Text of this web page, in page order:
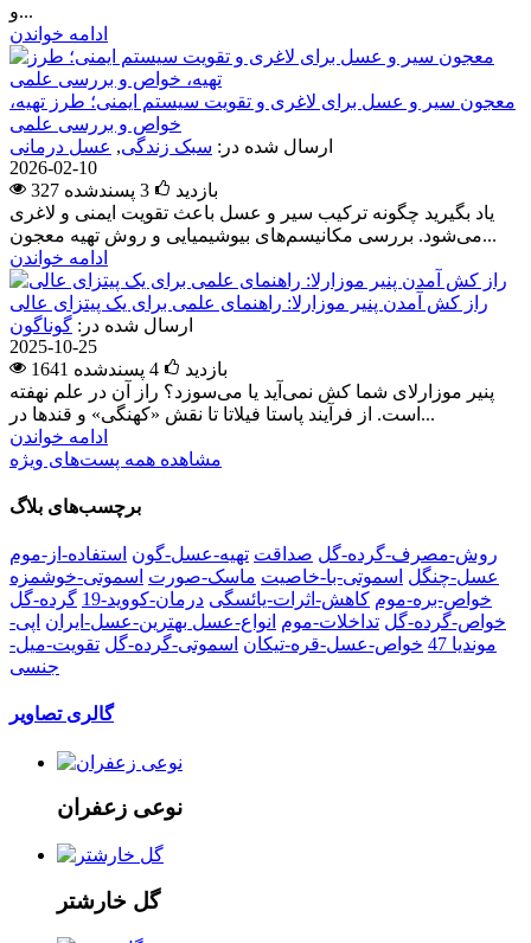
و...
ادامه خواندن
معجون سیر و عسل برای لاغری و تقویت سیستم ایمنی؛ طرز تهیه،
خواص و بررسی علمی
ارسال شده در: سبک زندگی, عسل درمانی
2026-02-10
327 بازدید
3 پسندشده
یاد بگیرید چگونه ترکیب سیر و عسل باعث تقویت ایمنی و لاغری
می‌شود. بررسی مکانیسم‌های بیوشیمیایی و روش تهیه معجون...
ادامه خواندن
راز کش آمدن پنیر موزارلا: راهنمای علمی برای یک پیتزای عالی
ارسال شده در: گوناگون
2025-10-25
1641 بازدید
4 پسندشده
پنیر موزارلای شما کش نمی‌آید یا می‌سوزد؟ راز آن در علم نهفته
است. از فرآیند پاستا فیلاتا تا نقش «کهنگی» و قندها در...
ادامه خواندن
مشاهده همه پست‌های ویژه
برچسب‌های بلاگ
روش-مصرف-گرده-گل صداقت تهیه-عسل-گون استفاده-از-موم
عسل-چنگل اسموتی-با-خاصیت ماسک-صورت اسموتی-خوشمزه
خواص-بره-موم کاهش-اثرات-یائسگی درمان-کووید-19
گرده-گل
خواص-گرده-گل تداخلات-موم انواع-عسل بهترین-عسل-ایران اپی-
موندیا 47
خواص-عسل-قره-تیکان اسموتی-گرده-گل تقویت-میل-
جنسی
گالری تصاویر
نوعی زعفران
گل خارشتر